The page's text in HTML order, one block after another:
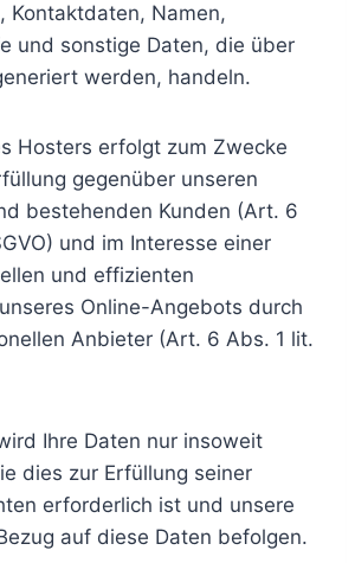
Kontaktdaten, Namen,
und sonstige Daten, die über
werden, handeln.
Hosters erfolgt zum Zwecke
gegenüber unseren
bestehenden Kunden (Art. 6
und im Interesse einer
und effizienten
Online-Angebots durch
Anbieter (Art. 6 Abs. 1 lit.
Ihre Daten nur insoweit
dies zur Erfüllung seiner
erforderlich ist und unsere
auf diese Daten befolgen.